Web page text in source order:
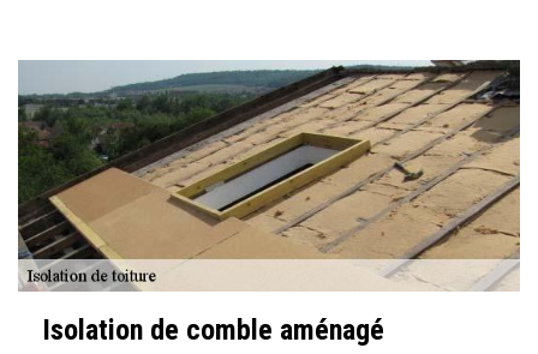
Isolation de comble aménagé